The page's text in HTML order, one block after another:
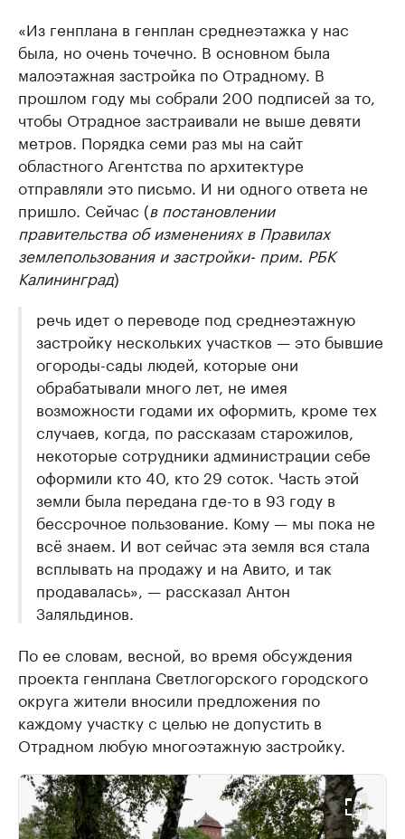
«Из генплана в генплан среднеэтажка у нас
была, но очень точечно. В основном была
малоэтажная застройка по Отрадному. В
прошлом году мы собрали 200 подписей за то,
чтобы Отрадное застраивали не выше девяти
метров. Порядка семи раз мы на сайт
областного Агентства по архитектуре
отправляли это письмо. И ни одного ответа не
пришло. Сейчас (в постановлении
правительства об изменениях в Правилах
землепользования и застройки- прим. РБК
Калининград)
речь идет о переводе под среднеэтажную
застройку нескольких участков — это бывшие
огороды-сады людей, которые они
обрабатывали много лет, не имея
возможности годами их оформить, кроме тех
случаев, когда, по рассказам старожилов,
некоторые сотрудники администрации себе
оформили кто 40, кто 29 соток. Часть этой
земли была передана где-то в 93 году в
бессрочное пользование. Кому — мы пока не
всё знаем. И вот сейчас эта земля вся стала
всплывать на продажу и на Авито, и так
продавалась», — рассказал Антон
Заляльдинов.
По ее словам, весной, во время обсуждения
проекта генплана Светлогорского городского
округа жители вносили предложения по
каждому участку с целью не допустить в
Отрадном любую многоэтажную застройку.